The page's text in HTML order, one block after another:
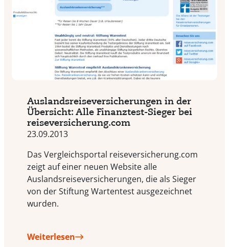
Auslandsreiseversicherungen in der
Übersicht: Alle Finanztest-Sieger bei
reiseversicherung.com
23.09.2013
Das Vergleichsportal reiseversicherung.com
zeigt auf einer neuen Website alle
Auslandsreiseversicherungen, die als Sieger
von der Stiftung Wartentest ausgezeichnet
wurden.
Weiterlesen